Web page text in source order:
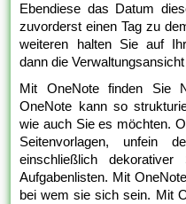
Ebendiese das Datum
zuvorderst einen Tag zu
weiteren halten Sie auf
dann die
Mit OneNote finden Sie
OneNote kann so
wie auch Sie es möchten.
Seitenvorlagen, unfein
einschließlich dekorativer
Aufgabenlisten. Mit
bei wem sie sich sein. Mit